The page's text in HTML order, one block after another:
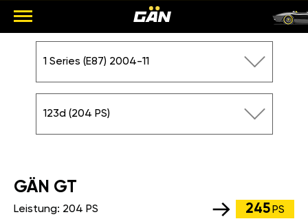
1 Series (E87) 2004-11
123d (204 PS)
GÄN GT
Leistung: 204 PS 245 PS